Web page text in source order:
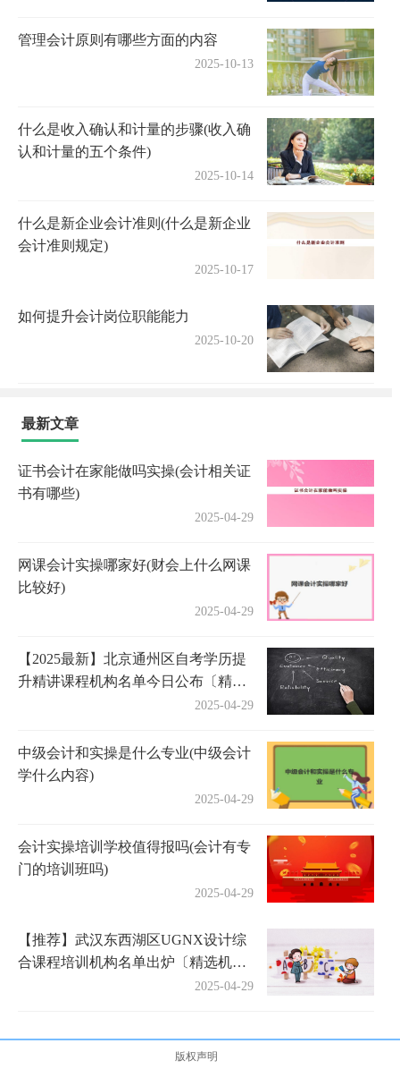
管理会计原则有哪些方面的内容
2025-10-13
什么是收入确认和计量的步骤(收入确
认和计量的五个条件)
2025-10-14
什么是新企业会计准则(什么是新企业
会计准则规定)
2025-10-17
如何提升会计岗位职能能力
2025-10-20
最新文章
证书会计在家能做吗实操(会计相关证
书有哪些)
2025-04-29
网课会计实操哪家好(财会上什么网课
比较好)
2025-04-29
【2025最新】北京通州区自考学历提
升精讲课程机构名单今日公布〔精选
2025-04-29
中级会计和实操是什么专业(中级会计
学什么内容)
2025-04-29
会计实操培训学校值得报吗(会计有专
门的培训班吗)
2025-04-29
【推荐】武汉东西湖区UGNX设计综
合课程培训机构名单出炉〔精选机构
2025-04-29
版权声明